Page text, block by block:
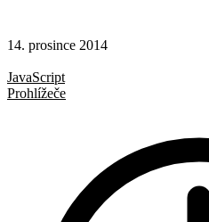
14. prosince 2014
JavaScript
Prohlížeče